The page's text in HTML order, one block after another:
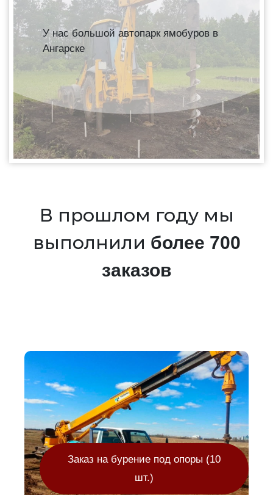
У нас большой автопарк ямобуров в
Ангарске
В прошлом году мы
выполнили более 700
заказов
Заказ на бурение под опоры (10
шт.)